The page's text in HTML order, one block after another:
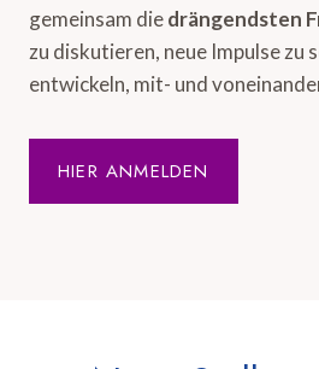
gemeinsam diedrängendsten
zu diskutieren, neue Impulse zu
entwickeln, mit- und
HIER ANMELDEN